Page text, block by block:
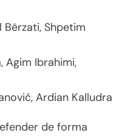
Bërzati, Shpetim
Agim Ibrahimi,
Ardian Kalludra
de forma